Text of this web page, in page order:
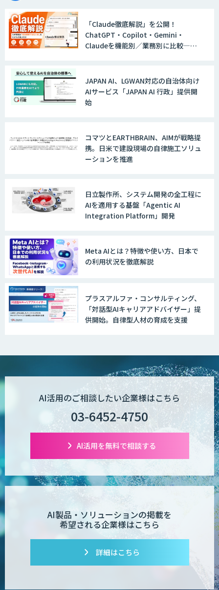
「Claude徹底解説」を公開！
ChatGPT・Copilot・Gemini・
Claudeを機能別／業務別に比較―自
JAPAN AI、LGWAN対応の自治体向け
AIサービス「JAPAN AI 行政」提供開
始
コマツとEARTHBRAIN、AIMが戦略提
携。日米で建設現場の自律施工ソリュ
ーションを推進
日立製作所、システム開発の全工程に
AIを適用する基盤「Agentic AI
Integration Platform」開発
Meta AIとは？特徴や使い方、日本で
の利用状況を徹底解説
プラスアルファ・コンサルティング、
「対話型AIキャリアアドバイザー」提
供開始。自律型人材の育成を支援
AI活用のご相談したい企業様はこちら
03-6452-4750
AI活用を無料で相談する
AI製品・ソリューションの掲載を
希望される企業様はこちら
詳細はこちら